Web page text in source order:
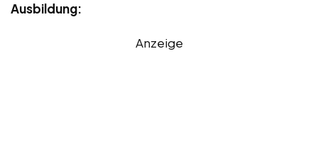
Ausbildung:
Anzeige